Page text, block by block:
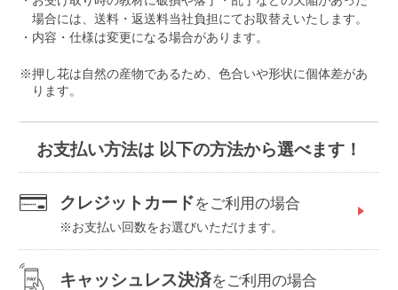
場合には、送料・返送料当社負担にてお取替えいたします。
内容・仕様は変更になる場合があります。
押し花は自然の産物であるため、色合いや形状に個体差があ
ります。
お支払い方法は 以下の方法から選べます！
クレジットカードをご利用の場合
お支払い回数をお選びいただけます。
キャッシュレス決済をご利用の場合